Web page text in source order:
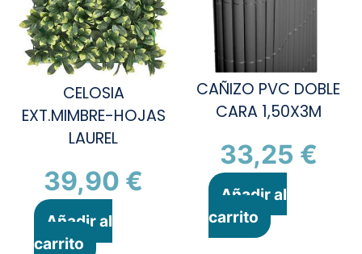
CELOSIA
EXT.MIMBRE-HOJAS
LAUREL
39,90 €
Añadir al
carrito
CAÑIZO PVC DOBLE
CARA 1,50X3M
33,25 €
Añadir al
carrito